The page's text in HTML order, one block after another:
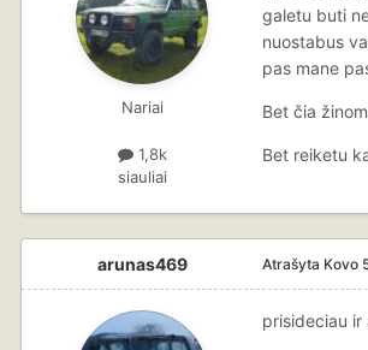
Nariai
1,8k
siauliai
galetu buti
nuostabus
pas mane
Bet čia
Bet reiketu
arunas469 Atrašyta Kovo
prisideciau ir